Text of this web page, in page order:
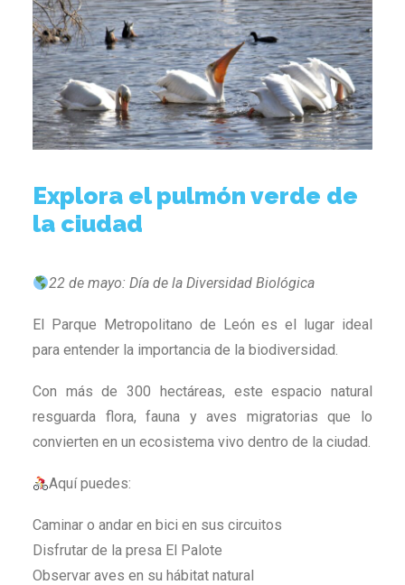
Explora el pulmón verde de
la ciudad
22 de mayo: Día de la Diversidad Biológica
El Parque Metropolitano de León es el lugar ideal
para entender la importancia de la biodiversidad.
Con más de 300 hectáreas, este espacio natural
resguarda flora, fauna y aves migratorias que lo
convierten en un ecosistema vivo dentro de la ciudad.
Aquí puedes:
Caminar o andar en bici en sus circuitos
Disfrutar de la presa El Palote
Observar aves en su hábitat natural